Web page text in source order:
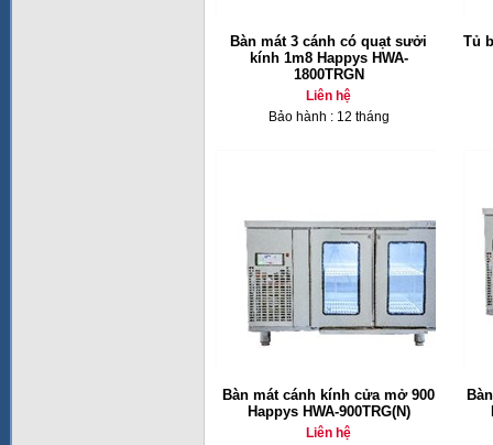
Bàn mát 3 cánh có quạt sưởi
kính 1m8 Happys HWA-
1800TRGN
Liên hệ
Bảo hành : 12 tháng
Tủ
Bàn mát cánh kính cửa mở 900
Happys HWA-900TRG(N)
Liên hệ